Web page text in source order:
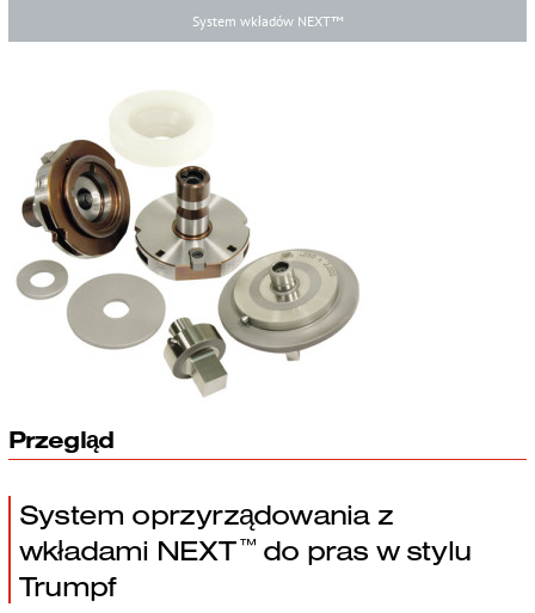
Get a Quote
More…
Contact
System wkładów NEXT™
Przegląd
System oprzyrządowania z
wkładami NEXT ™do pras w stylu
Trumpf